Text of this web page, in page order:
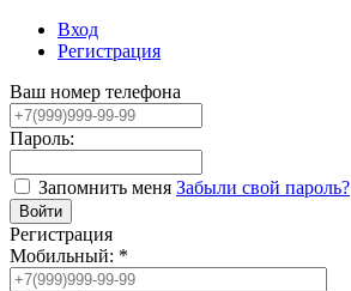
Вход
Регистрация
Ваш номер телефона
Пароль:
Запомнить меня Забыли свой пароль?
Регистрация
Мобильный: *